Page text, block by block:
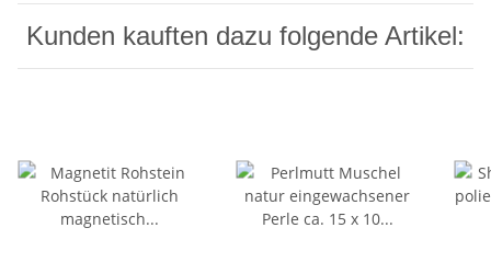
Kunden kauften dazu folgende Artikel: